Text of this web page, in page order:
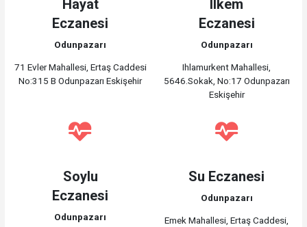
Hayat
Eczanesi
Odunpazarı
71 Evler Mahallesi, Ertaş Caddesi
No:315 B Odunpazarı Eskişehir
Ilkem
Eczanesi
Odunpazarı
Ihlamurkent Mahallesi,
5646.Sokak, No:17 Odunpazarı
Eskişehir
Soylu
Eczanesi
Odunpazarı
Su Eczanesi
Odunpazarı
Emek Mahallesi, Ertaş Caddesi,